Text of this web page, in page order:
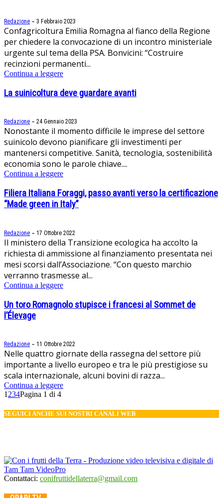
Redazione - 3 Febbraio 2023
Confagricoltura Emilia Romagna al fianco della Regione
per chiedere la convocazione di un incontro ministeriale
urgente sul tema della PSA. Bonvicini: “Costruire
recinzioni permanenti...
Continua a leggere
La suinicoltura deve guardare avanti
Redazione - 24 Gennaio 2023
Nonostante il momento difficile le imprese del settore
suinicolo devono pianificare gli investimenti per
mantenersi competitive. Sanità, tecnologia, sostenibilità
economia sono le parole chiave....
Continua a leggere
Filiera Italiana Foraggi, passo avanti verso la certificazione
“Made green in Italy”
Redazione - 17 Ottobre 2022
Il ministero della Transizione ecologica ha accolto la
richiesta di ammissione al finanziamento presentata nei
mesi scorsi dall’Associazione. “Con questo marchio
verranno trasmesse al...
Continua a leggere
Un toro Romagnolo stupisce i francesi al Sommet de
l’Élevage
Redazione - 11 Ottobre 2022
Nelle quattro giornate della rassegna del settore più
importante a livello europeo e tra le più prestigiose su
scala internazionale, alcuni bovini di razza...
Continua a leggere
1 234Pagina 1 di 4
SEGUICI ANCHE SUI NOSTRI CANALI WEB
Contattaci: conifruttidellaterra@gmail.com